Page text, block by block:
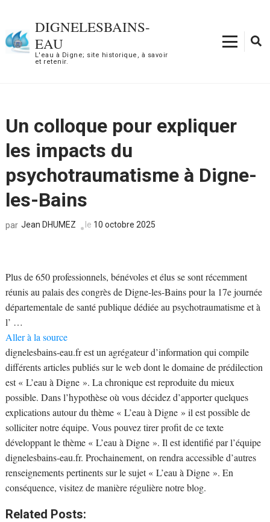
contenu
(Pressez
DIGNELESBAINS-
EAU
L'eau à Digne; site historique, à savoir
et retenir.
Un colloque pour expliquer
les impacts du
psychotraumatisme à Digne-
les-Bains
par Jean DHUMEZ le 10 octobre 2025
Plus de 650 professionnels, bénévoles et élus se sont récemment
réunis au palais des congrès de Digne-les-Bains pour la 17e journée
départementale de santé publique dédiée au psychotraumatisme et à
l’ …
Aller à la source
dignelesbains-eau.fr est un agrégateur d’information qui compile
différents articles publiés sur le web dont le domaine de prédilection
est « L’eau à Digne ». La chronique est reproduite du mieux
possible. Dans l’hypothèse où vous décidez d’apporter quelques
explications autour du thème « L’eau à Digne » il est possible de
solliciter notre équipe. Vous pouvez tirer profit de ce texte
développant le thème « L’eau à Digne ». Il est identifié par l’équipe
dignelesbains-eau.fr. Prochainement, on rendra accessible d’autres
renseignements pertinents sur le sujet « L’eau à Digne ». En
conséquence, visitez de manière régulière notre blog.
Related Posts: